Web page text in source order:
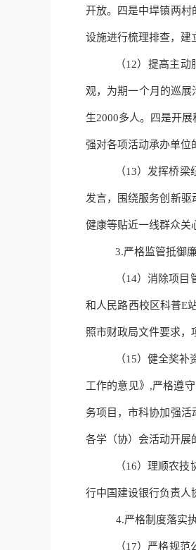
开放。四是中垾镇两村
设施进行梳理排查，建
（12） 提高主动
观，为期一个月的巡展
生2000多人。 四是开
强对各项活动承办单位
（13）发挥桥梁
发言，围绕服务创新驱
健康等贴近一线群众关
3.严格监管抵御
（14）消除项目
和人民路西校区科普E
照市财政局文件要求，
（15）健全奖补
工作的意见》,严格遵
务项目，市科协加强活
各学（协）会活动开展
（16）理顺农技
行中国建设银行负责人
4.严格制度落实
（17） 严格规范